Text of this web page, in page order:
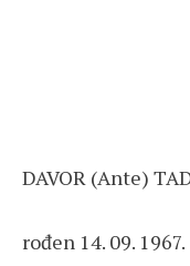
DAVOR (Ante)
rođen 14. 09. 1967.